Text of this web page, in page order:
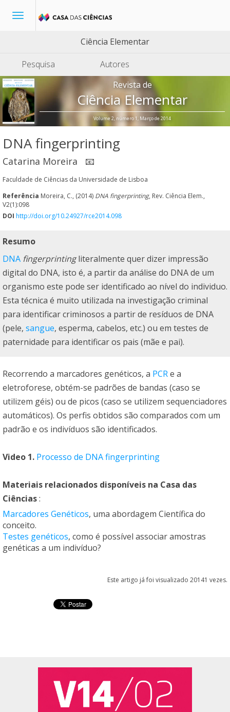
Toggle
Ciência Elementar
Pesquisa
Autores
Revista de
Ciência Elementar
Volume 2, número 1, Março de 2014
DNA fingerprinting
Catarina Moreira 📧
Faculdade de Ciências da Universidade de Lisboa
Referência Moreira, C., (2014) DNA fingerprinting, Rev. Ciência Elem.,
V2(1):098
DOI http://doi.org/10.24927/rce2014.098
Resumo
DNA fingerprintingliteralmente quer dizer impressão
digital do DNA, isto é, a partir da análise do DNA de um
organismo este pode ser identificado ao nível do individuo.
Esta técnica é muito utilizada na investigação criminal
para identificar criminosos a partir de resíduos de DNA
(pele, sangue, esperma, cabelos, etc.) ou em testes de
paternidade para identificar os pais (mãe e pai).
Recorrendo a marcadores genéticos, a PCRe a
eletroforese, obtém-se padrões de bandas (caso se
utilizem géis) ou de picos (caso se utilizem sequenciadores
automáticos). Os perfis obtidos são comparados com um
padrão e os indivíduos são identificados.
Video 1. Processo de DNA fingerprinting
Materiais relacionados disponíveis na Casa das
Ciências:
Marcadores Genéticos, uma abordagem Científica do
conceito.
Testes genéticos, como é possível associar amostras
genéticas a um indivíduo?
Este artigo já foi visualizado 20141 vezes.